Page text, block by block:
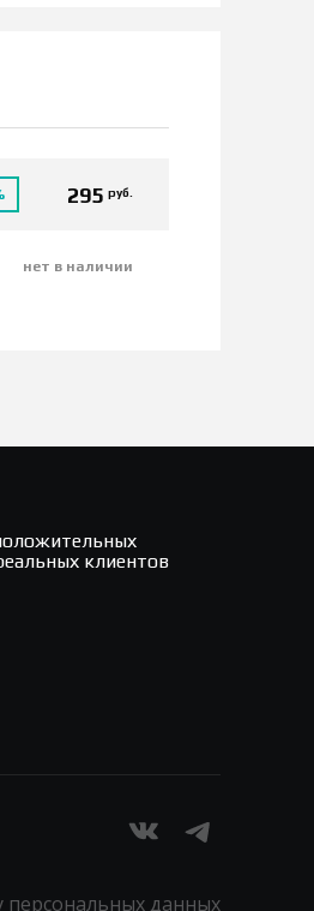
295 руб.
нет в наличии
клиентов
персональных данных